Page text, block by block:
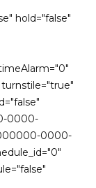
hold="false"
0000-
0000-